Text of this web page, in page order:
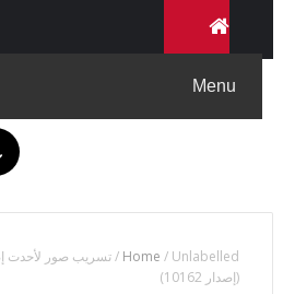
Home / Unlabelled
/
(إصدار 10162)